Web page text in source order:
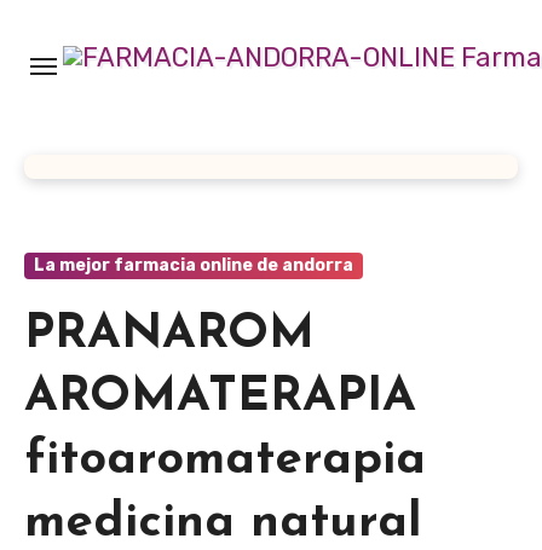
contenido
La mejor farmacia online de andorra
PRANAROM
AROMATERAPIA
fitoaromaterapia
medicina natural